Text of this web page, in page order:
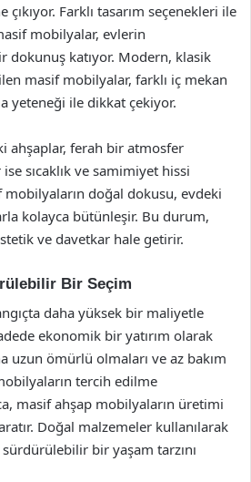
çıkıyor. Farklı tasarım seçenekleri ile
mobilyalar, evlerin
dokunuş katıyor. Modern, klasik
masif mobilyalar, farklı iç mekan
yeteneği ile dikkat çekiyor.
ahşaplar, ferah bir atmosfer
sıcaklık ve samimiyet hissi
mobilyaların doğal dokusu, evdeki
kolayca bütünleşir. Bu durum,
ve davetkar hale getirir.
Bir Seçim
daha yüksek bir maliyetle
ekonomik bir yatırım olarak
uzun ömürlü olmaları ve az bakım
tercih edilme
masif ahşap mobilyaların üretimi
Doğal malzemeler kullanılarak
bir yaşam tarzını